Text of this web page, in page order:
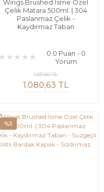
Wings Brushed İsme Özel
Çelik Matara 500ml. | 304
Paslanmaz Çelik -
Kaydırmaz Taban
0.0 Puan - 0
Yorum
1.080,63 TL
1.137,50 TL
%5